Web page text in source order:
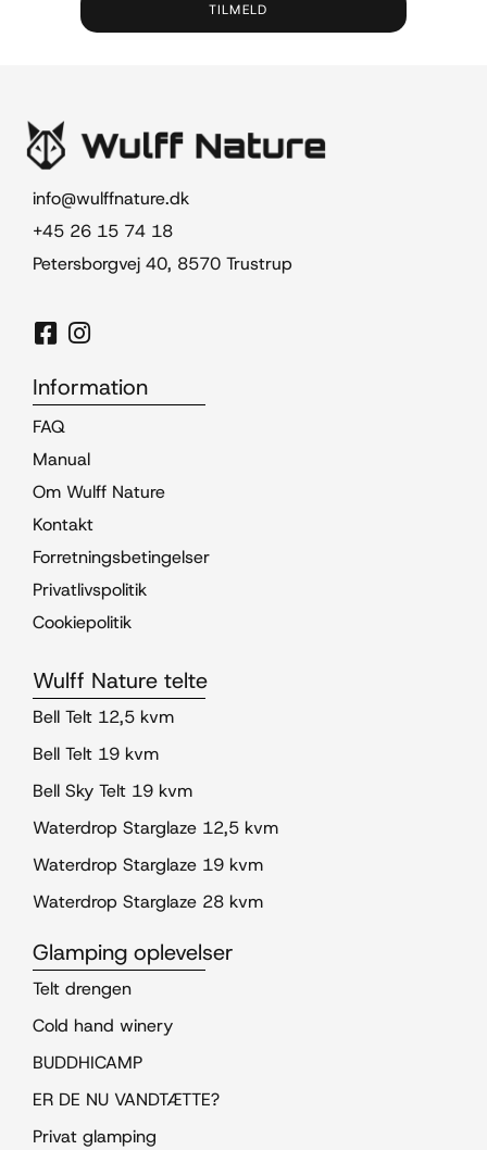
TILMELD
info@wulffnature.dk
+45 26 15 74 18
Petersborgvej 40, 8570 Trustrup
Information
FAQ
Manual
Om Wulff Nature
Kontakt
Forretningsbetingelser
Privatlivspolitik
Cookiepolitik
Wulff Nature telte
Bell Telt 12,5 kvm
Bell Telt 19 kvm
Bell Sky Telt 19 kvm
Waterdrop Starglaze 12,5 kvm
Waterdrop Starglaze 19 kvm
Waterdrop Starglaze 28 kvm
Glamping oplevelser
Telt drengen
Cold hand winery
BUDDHICAMP
ER DE NU VANDTÆTTE?
Privat glamping